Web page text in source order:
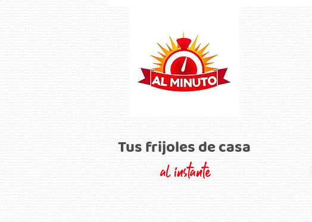
Tus frijoles de casa
al instante